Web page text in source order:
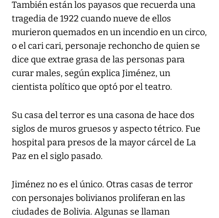
También están los payasos que recuerda una
tragedia de 1922 cuando nueve de ellos
murieron quemados en un incendio en un circo,
o el cari cari, personaje rechoncho de quien se
dice que extrae grasa de las personas para
curar males, según explica Jiménez, un
cientista político que optó por el teatro.
Su casa del terror es una casona de hace dos
siglos de muros gruesos y aspecto tétrico. Fue
hospital para presos de la mayor cárcel de La
Paz en el siglo pasado.
Jiménez no es el único. Otras casas de terror
con personajes bolivianos proliferan en las
ciudades de Bolivia. Algunas se llaman